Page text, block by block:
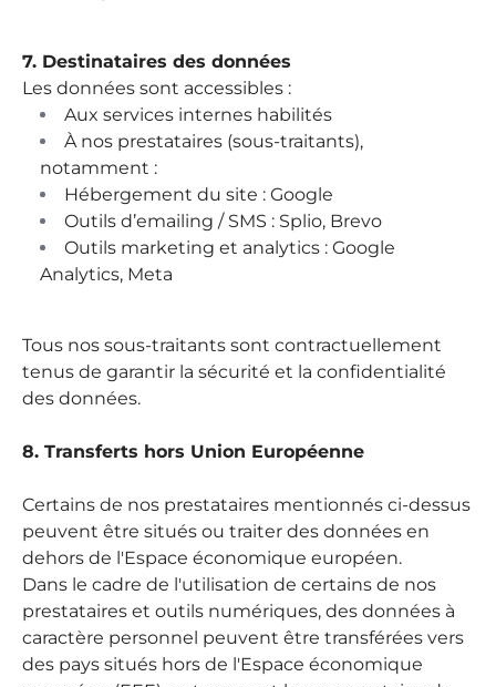
7. Destinataires des données
Les données sont accessibles :
Aux services internes habilités
À nos prestataires (sous-traitants),
notamment :
Hébergement du site : Google
Outils d’emailing / SMS : Splio, Brevo
Outils marketing et analytics : Google
Analytics, Meta
Tous nos sous-traitants sont contractuellement
tenus de garantir la sécurité et la confidentialité
des données.
8. Transferts hors Union Européenne
Certains de nos prestataires mentionnés ci-dessus
peuvent être situés ou traiter des données en
dehors de l'Espace économique européen.
Dans le cadre de l'utilisation de certains de nos
prestataires et outils numériques, des données à
caractère personnel peuvent être transférées vers
des pays situés hors de l'Espace économique